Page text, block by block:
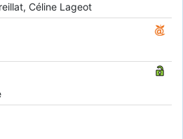
Céline Lageot